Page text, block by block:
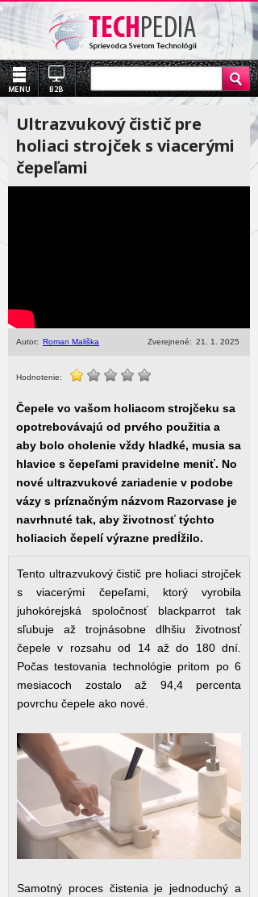
Ultrazvukový čistič pre
holiaci strojček s viacerými
čepeľami
Autor: Roman Mališka Zverejnené: 21. 1. 2025
Hodnotenie:
Čepele vo vašom holiacom strojčeku sa
opotrebovávajú od prvého použitia a
aby bolo oholenie vždy hladké, musia sa
hlavice s čepeľami pravidelne meniť. No
nové ultrazvukové zariadenie v podobe
vázy s príznačným názvom Razorvase je
navrhnuté tak, aby životnosť týchto
holiacich čepelí výrazne predĺžilo.
Tento ultrazvukový čistič pre holiaci strojček
s viacerými čepeľami, ktorý vyrobila
juhokórejská spoločnosť blackparrot tak
sľubuje až trojnásobne dlhšiu životnosť
čepele v rozsahu od 14 až do 180 dní.
Počas testovania technológie pritom po 6
mesiacoch zostalo až 94,4 percenta
povrchu čepele ako nové.
Samotný proces čistenia je jednoduchý a